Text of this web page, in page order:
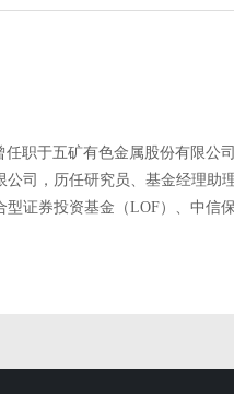
任职于五矿有色金属股份有限
公司，历任研究员、基金经理
型证券投资基金（LOF）、中信